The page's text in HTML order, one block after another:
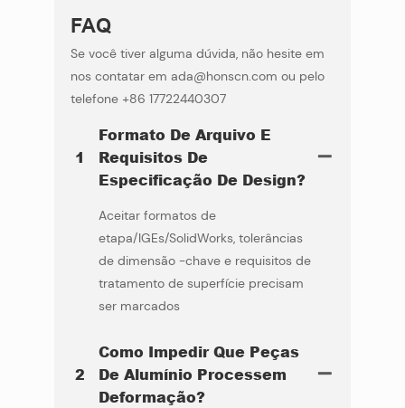
FAQ
Se você tiver alguma dúvida, não hesite em
nos contatar em ada@honscn.com ou pelo
telefone +86 17722440307
1
Formato De Arquivo E
Requisitos De
Especificação De Design?
Aceitar formatos de
etapa/IGEs/SolidWorks, tolerâncias
de dimensão -chave e requisitos de
tratamento de superfície precisam
ser marcados
2
Como Impedir Que Peças
De Alumínio Processem
Deformação?